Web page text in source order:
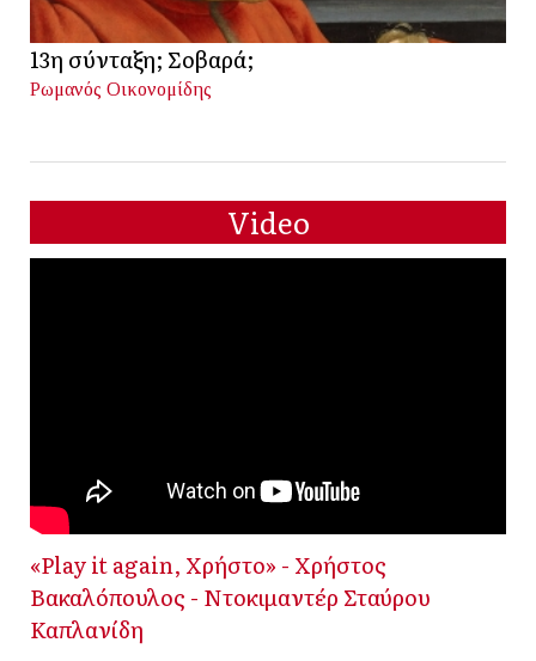
13η σύνταξη; Σοβαρά;
Ρωμανός Οικονομίδης
Video
«Play it again, Χρήστο» - Χρήστος
Βακαλόπουλος - Ντοκιμαντέρ Σταύρου
Καπλανίδη